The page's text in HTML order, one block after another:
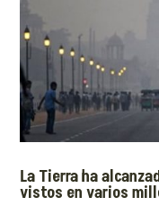
La Tierra ha
vistos en varios